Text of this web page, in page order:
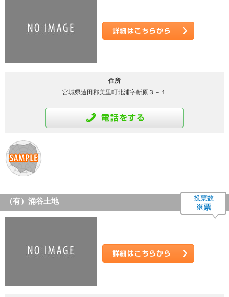
住所
宮城県遠田郡美里町北浦字新原３－１
（有）涌谷土地 投票数
※票